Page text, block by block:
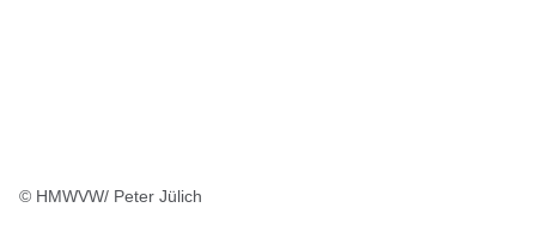
© HMWVW/ Peter Jülich